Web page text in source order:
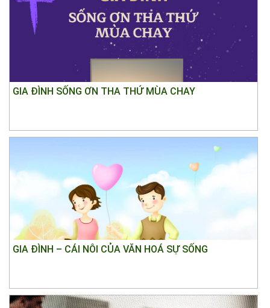
GIA ĐÌNH SỐNG ƠN THA THỨ MÙA CHAY
GIA ĐÌNH – CÁI NÔI CỦA VĂN HOÁ SỰ SỐNG